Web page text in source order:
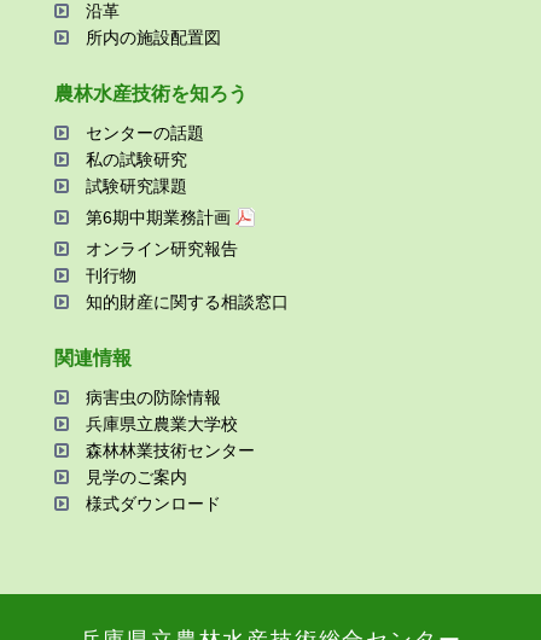
沿⾰
所内の施設配置図
農林⽔産技術を知ろう
センターの話題
私の試験研究
試験研究課題
第6期中期業務計画
オンライン研究報告
刊⾏物
知的財産に関する相談窓⼝
関連情報
病害⾍の防除情報
兵庫県⽴農業⼤学校
森林林業技術センター
⾒学のご案内
様式ダウンロード